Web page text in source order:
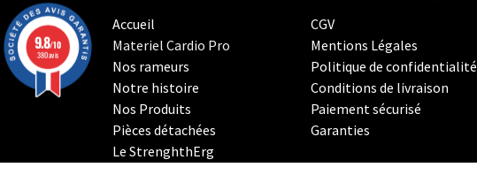
Accueil
Materiel Cardio Pro
Nos rameurs
Notre histoire
Nos Produits
Pièces détachées
Le StrenghthErg
CGV
Mentions Légales
Politique de confidentialité
Conditions de livraison
Paiement sécurisé
Garanties
9.8/10
380 avis